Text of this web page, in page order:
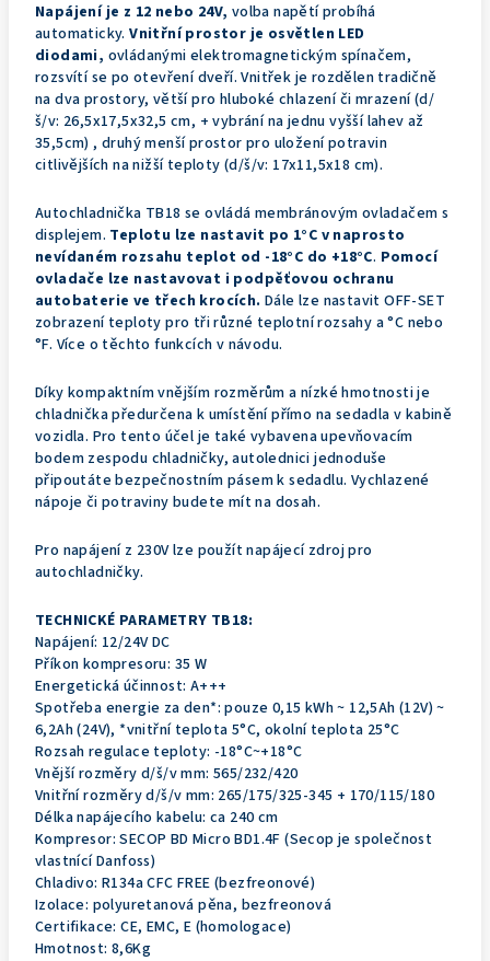
Napájení je z 12 nebo 24V, volba napětí probíhá
automaticky. Vnitřní prostor je osvětlen LED
diodami, ovládanými elektromagnetickým spínačem,
rozsvítí se po otevření dveří. Vnitřek je rozdělen tradičně
na dva prostory, větší pro hluboké chlazení či mrazení (d/
š/v: 26,5x17,5x32,5 cm, + vybrání na jednu vyšší lahev až
35,5cm) , druhý menší prostor pro uložení potravin
citlivějších na nižší teploty (d/š/v: 17x11,5x18 cm).
Autochladnička TB18 se ovládá membránovým ovladačem s
displejem. Teplotu lze nastavit po 1°C v naprosto
nevídaném rozsahu teplot od -18°C do +18°C. Pomocí
ovladače lze nastavovat i podpěťovou ochranu
autobaterie ve třech krocích. Dále lze nastavit OFF-SET
zobrazení teploty pro tři různé teplotní rozsahy a °C nebo
°F. Více o těchto funkcích v návodu.
Díky kompaktním vnějším rozměrům a nízké hmotnosti je
chladnička předurčena k umístění přímo na sedadla v kabině
vozidla. Pro tento účel je také vybavena upevňovacím
bodem zespodu chladničky, autolednici jednoduše
připoutáte bezpečnostním pásem k sedadlu. Vychlazené
nápoje či potraviny budete mít na dosah.
Pro napájení z 230V lze použít napájecí zdroj pro
autochladničky.
TECHNICKÉ PARAMETRY TB18:
Napájení: 12/24V DC
Příkon kompresoru: 35 W
Energetická účinnost: A+++
Spotřeba energie za den*: pouze 0,15 kWh ~ 12,5Ah (12V) ~
6,2Ah (24V), *vnitřní teplota 5°C, okolní teplota 25°C
Rozsah regulace teploty: -18°C~+18°C
Vnější rozměry d/š/v mm: 565/232/420
Vnitřní rozměry d/š/v mm: 265/175/325-345 + 170/115/180
Délka napájecího kabelu: ca 240 cm
Kompresor: SECOP BD Micro BD1.4F (Secop je společnost
vlastnící Danfoss)
Chladivo: R134a CFC FREE (bezfreonové)
Izolace: polyuretanová pěna, bezfreonová
Certifikace: CE, EMC, E (homologace)
Hmotnost: 8,6Kg